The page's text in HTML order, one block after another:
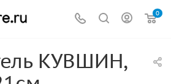
0
КУВШИН,